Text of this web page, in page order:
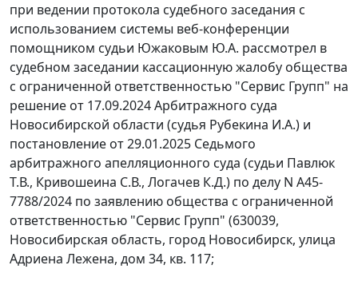
при ведении протокола судебного заседания с
использованием системы веб-конференции
помощником судьи Южаковым Ю.А. рассмотрел в
судебном заседании кассационную жалобу общества
с ограниченной ответственностью "Сервис Групп" на
решение от 17.09.2024 Арбитражного суда
Новосибирской области (судья Рубекина И.А.) и
постановление от 29.01.2025 Седьмого
арбитражного апелляционного суда (судьи Павлюк
Т.В., Кривошеина С.В., Логачев К.Д.) по делу N А45-
7788/2024 по заявлению общества с ограниченной
ответственностью "Сервис Групп" (630039,
Новосибирская область, город Новосибирск, улица
Адриена Лежена, дом 34, кв. 117;